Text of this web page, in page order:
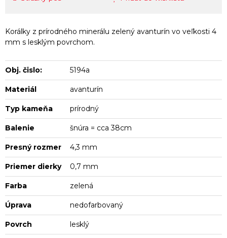
Korálky z prírodného minerálu zelený avanturín vo veľkosti 4
mm s lesklým povrchom.
Obj. čislo: 5194a
Materiál avanturín
Typ kameňa prírodný
Balenie šnúra = cca 38cm
Presný rozmer 4,3 mm
Priemer dierky 0,7 mm
Farba zelená
Úprava nedofarbovaný
Povrch lesklý